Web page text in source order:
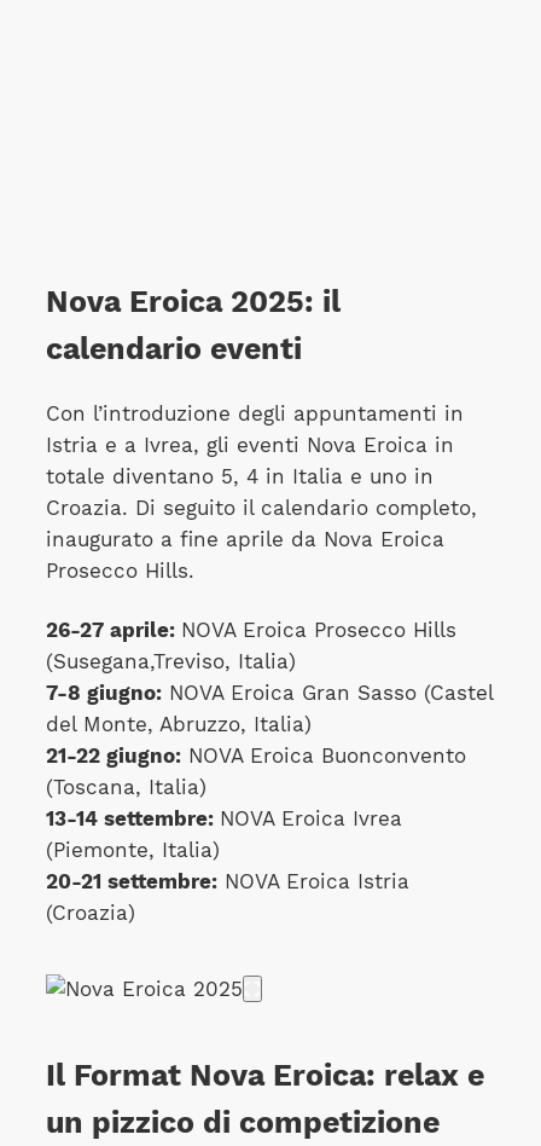
Nova Eroica 2025: il
calendario eventi
Con l’introduzione degli appuntamenti in
Istria e a Ivrea, gli eventi Nova Eroica in
totale diventano 5, 4 in Italia e uno in
Croazia. Di seguito il calendario completo,
inaugurato a fine aprile da Nova Eroica
Prosecco Hills.
26-27 aprile: NOVA Eroica Prosecco Hills
(Susegana,Treviso, Italia)
7-8 giugno:NOVA Eroica Gran Sasso (Castel
del Monte, Abruzzo, Italia)
21-22 giugno:NOVA Eroica Buonconvento
(Toscana, Italia)
13-14 settembre: NOVA Eroica Ivrea
(Piemonte, Italia)
20-21 settembre:NOVA Eroica Istria
(Croazia)
Il Format Nova Eroica: relax e
un pizzico di competizione